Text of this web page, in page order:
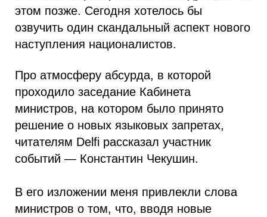
этом позже. Сегодня хотелось бы
озвучить один скандальный аспект нового
наступления националистов.
Про атмосферу абсурда, в которой
проходило заседание Кабинета
министров, на котором было принято
решение о новых языковых запретах,
читателям Delfi рассказал участник
событий — Константин Чекушин.
В его изложении меня привлекли слова
министров о том, что, вводя новые